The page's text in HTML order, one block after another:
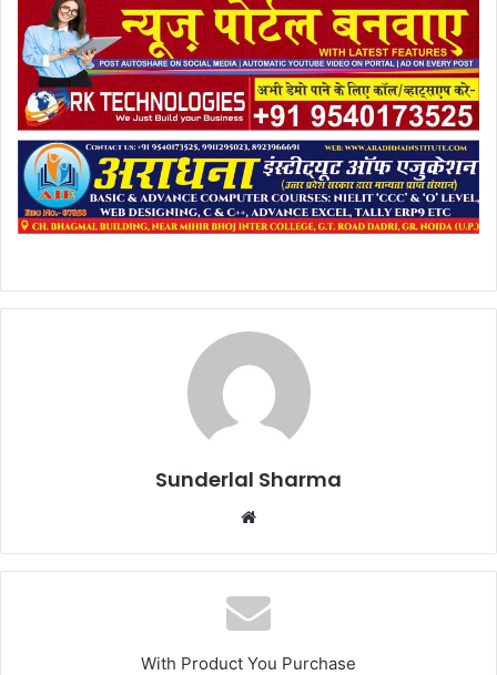
Sunderlal Sharma
Website
With Product You Purchase